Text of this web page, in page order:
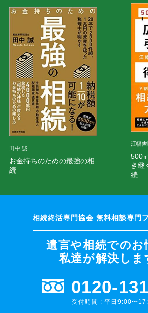
田中 誠
お金持ちのための最強の相
続
江幡
500
き継
続
遺言や相続でのお
私達が解決しま
0120-
受付時間 : 平日9:00〜